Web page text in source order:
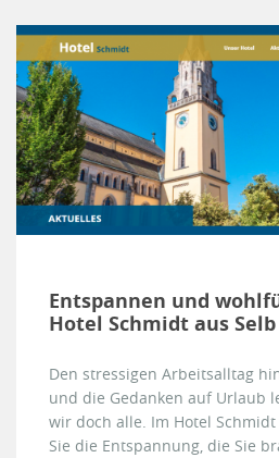
Entspannen und
Hotel Schmidt aus Selb
Den stressigen Arbeitsalltag
und die Gedanken auf Urlaub
wir doch alle. Im Hotel
Sie die Entspannung, die Sie